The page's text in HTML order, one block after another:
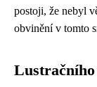
postoji, že nebyl
obvinění v tomto